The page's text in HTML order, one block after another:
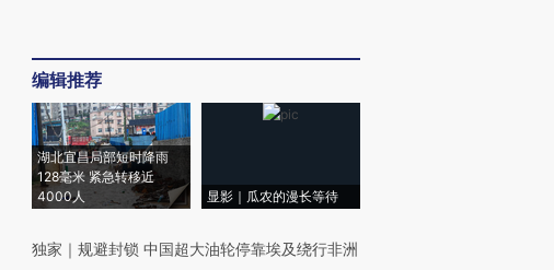
编辑推荐
湖北宜昌局部短时降雨
128毫米 紧急转移近
4000人
显影｜瓜农的漫长等待
独家 ｜ 规避封锁 中国超大油轮停靠埃及绕行非洲